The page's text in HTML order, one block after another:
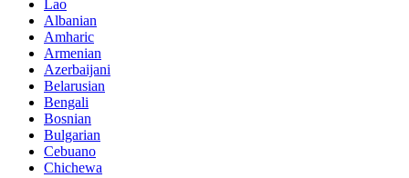
Lao
Albanian
Amharic
Armenian
Azerbaijani
Belarusian
Bengali
Bosnian
Bulgarian
Cebuano
Chichewa